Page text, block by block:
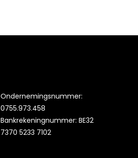
Ondernemingsnummer:
0755.973.458
Bankrekeningnummer: BE32
7370 5233 7102